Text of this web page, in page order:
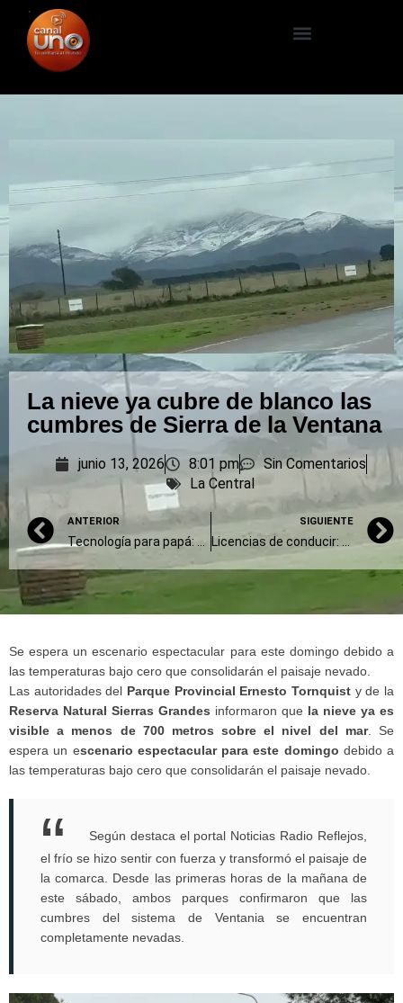
La nieve ya cubre de blanco las
cumbres de Sierra de la Ventana
junio 13, 2026 8:01 pm
Sin Comentarios
La Central
ANTERIOR SIGUIENTE
Se espera un escenario espectacular para este domingo debido a
las temperaturas bajo cero que consolidarán el paisaje nevado.
Las autoridades del Parque Provincial Ernesto Tornquist y de la
Reserva Natural Sierras Grandes informaron que la nieve ya es
visible a menos de 700 metros sobre el nivel del mar. Se
espera un escenario espectacular para este domingo debido a
las temperaturas bajo cero que consolidarán el paisaje nevado.
Según destaca el portal Noticias Radio Reflejos,
el frío se hizo sentir con fuerza y transformó el paisaje de
la comarca. Desde las primeras horas de la mañana de
este sábado, ambos parques confirmaron que las
cumbres del sistema de Ventania se encuentran
completamente nevadas.